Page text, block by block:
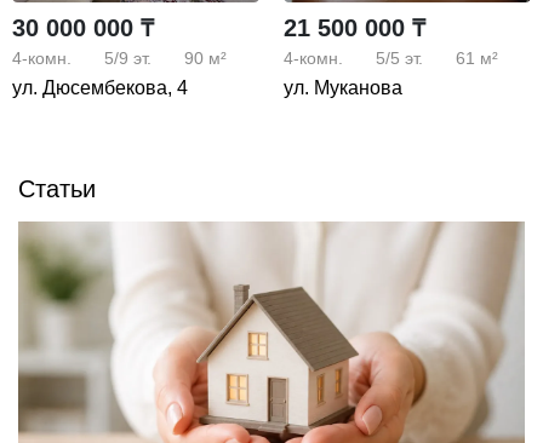
30 000 000 ₸
4-комн. 5/9 эт. 90 м²
ул. Дюсембекова, 4
21 500 000 ₸
4-комн. 5/5 эт. 61 м²
ул. Муканова
Статьи